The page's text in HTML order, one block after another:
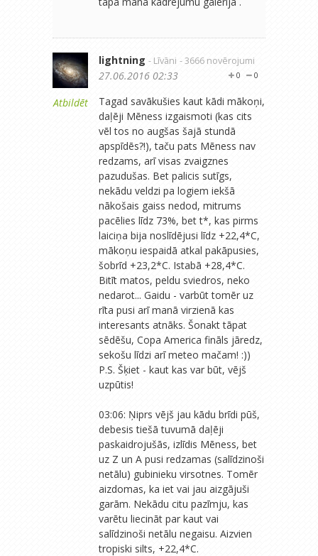
Atbildēt
lightning - Līvāni - 3666 novērojumi
0
0
27.06.2016 02:33
Tagad savākušies kaut kādi mākoņi,
daļēji Mēness izgaismoti (kas cits
vēl tos no augšas šajā stundā
apspīdēs?!), taču pats Mēness nav
redzams, arī visas zvaigznes
pazudušas. Bet palicis sutīgs,
nekādu veldzi pa logiem iekšā
nākošais gaiss nedod, mitrums
pacēlies līdz 73%, bet t*, kas pirms
laiciņa bija noslīdējusi līdz +22,4*C,
mākoņu iespaidā atkal pakāpusies,
šobrīd +23,2*C. Istabā +28,4*C.
Bitīt matos, peldu sviedros, neko
nedarot... Gaidu - varbūt tomēr uz
rīta pusi arī manā virzienā kas
interesants atnāks. Šonakt tāpat
sēdēšu, Copa America fināls jāredz,
sekošu līdzi arī meteo mačam! :))
P.S. Šķiet - kaut kas var būt, vējš
uzpūtis!
03:06: Ņiprs vējš jau kādu brīdi pūš,
debesis tiešā tuvumā daļēji
paskaidrojušās, izlīdis Mēness, bet
uz Z un A pusi redzamas (salīdzinoši
netālu) gubinieku virsotnes. Tomēr
aizdomas, ka iet vai jau aizgājuši
garām. Nekādu citu pazīmju, kas
varētu liecināt par kaut vai
salīdzinoši netālu negaisu. Aizvien
tropiski silts, +22,4*C.